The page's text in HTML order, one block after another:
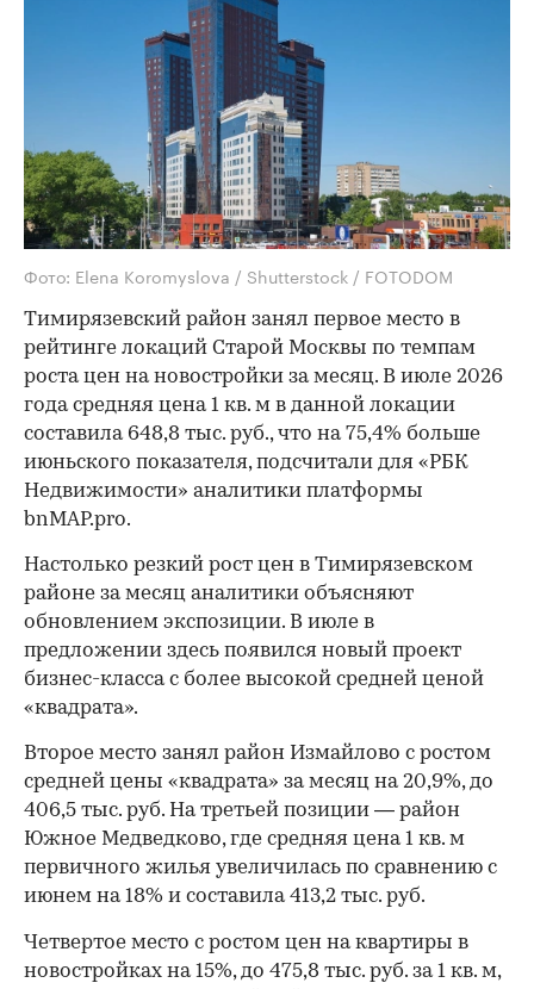
Фото: Elena Koromyslova / Shutterstock / FOTODOM
Тимирязевский район занял первое место в
рейтинге локаций Старой Москвы по темпам
роста цен на новостройки за месяц. В июле 2026
года средняя цена 1 кв. м в данной локации
составила 648,8 тыс. руб., что на 75,4% больше
июньского показателя, подсчитали для «РБК
Недвижимости» аналитики платформы
bnMAP.pro.
Настолько резкий рост цен в Тимирязевском
районе за месяц аналитики объясняют
обновлением экспозиции. В июле в
предложении здесь появился новый проект
бизнес-класса с более высокой средней ценой
«квадрата».
Второе место занял район Измайлово с ростом
средней цены «квадрата» за месяц на 20,9%, до
406,5 тыс. руб. На третьей позиции — район
Южное Медведково, где средняя цена 1 кв. м
первичного жилья увеличилась по сравнению с
июнем на 18% и составила 413,2 тыс. руб.
Четвертое место с ростом цен на квартиры в
новостройках на 15%, до 475,8 тыс. руб. за 1 кв. м,